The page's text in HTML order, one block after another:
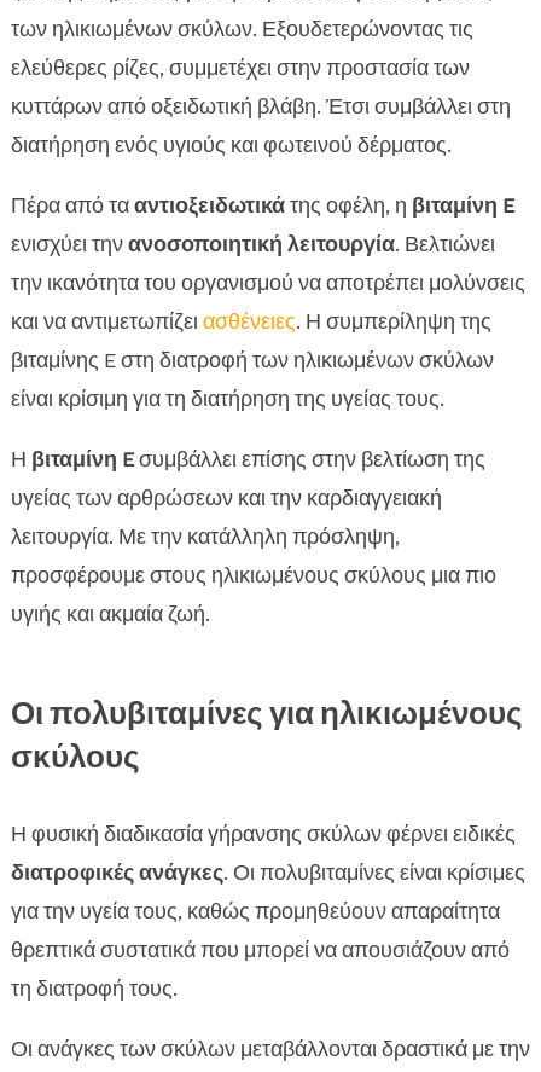
των ηλικιωμένων σκύλων. Εξουδετερώνοντας τις
ελεύθερες ρίζες, συμμετέχει στην προστασία των
κυττάρων από οξειδωτική βλάβη. Έτσι συμβάλλει στη
διατήρηση ενός υγιούς και φωτεινού δέρματος.
Πέρα από τααντιοξειδωτικάτης οφέλη, η βιταμίνη E
ενισχύει τηνανοσοποιητική λειτουργία. Βελτιώνει
την ικανότητα του οργανισμού να αποτρέπει μολύνσεις
και να αντιμετωπίζειασθένειες. Η συμπερίληψη της
βιταμίνης E στη διατροφή των ηλικιωμένων σκύλων
είναι κρίσιμη για τη διατήρηση της υγείας τους.
Η βιταμίνη Eσυμβάλλει επίσης στην βελτίωση της
υγείας των αρθρώσεων και την καρδιαγγειακή
λειτουργία. Με την κατάλληλη πρόσληψη,
προσφέρουμε στους ηλικιωμένους σκύλους μια πιο
υγιής και ακμαία ζωή.
Οι πολυβιταμίνες για ηλικιωμένους
σκύλους
Η φυσική διαδικασία γήρανσης σκύλων φέρνει ειδικές
διατροφικές ανάγκες. Οι πολυβιταμίνες είναι κρίσιμες
για την υγεία τους, καθώς προμηθεύουν απαραίτητα
θρεπτικά συστατικά που μπορεί να απουσιάζουν από
τη διατροφή τους.
Οι ανάγκες των σκύλων μεταβάλλονται δραστικά με την